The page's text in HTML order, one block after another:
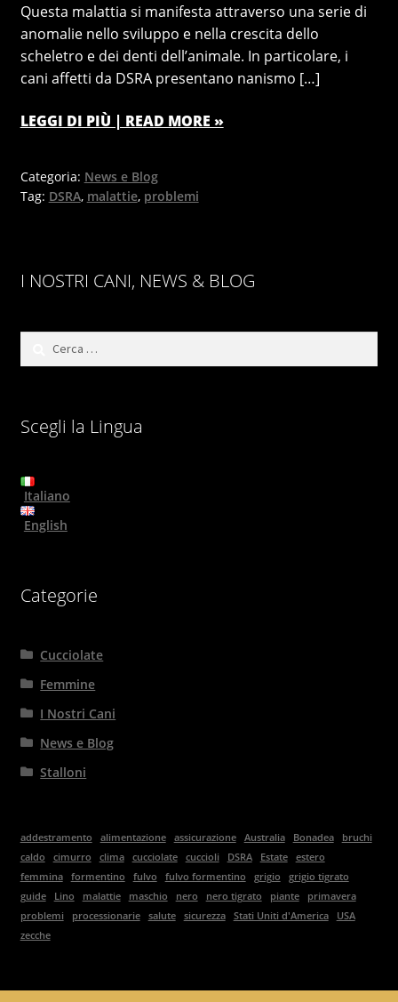
Questa malattia si manifesta attraverso una serie di
anomalie nello sviluppo e nella crescita dello
scheletro e dei denti dell’animale. In particolare, i
cani affetti da DSRA presentano nanismo […]
LEGGI DI PIÙ | READ MORE »
Categoria: News e Blog
Tag: DSRA, malattie, problemi
I NOSTRI CANI, NEWS & BLOG
Scegli la Lingua
Italiano
English
Categorie
Cucciolate
Femmine
I Nostri Cani
News e Blog
Stalloni
addestramento alimentazione assicurazione Australia Bonadea
bruchi
caldo
cimurro clima cucciolate cuccioli DSRA Estate
estero
femmina
formentino fulvo fulvo formentino grigio
grigio tigrato
guide
Lino malattie maschio nero nero tigrato piante
primavera
problemi
processionarie salute sicurezza Stati Uniti d'America
USA
zecche